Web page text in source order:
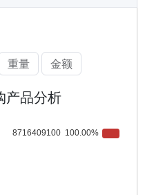
重量 金额
产品分析